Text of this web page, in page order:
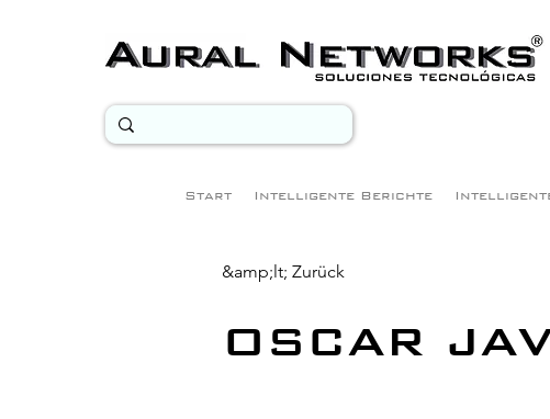
Start Intelligente Berichte
&amp;lt; Zurück
OSCAR